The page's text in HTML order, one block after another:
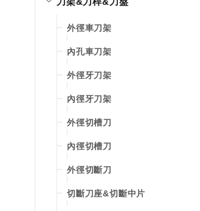
外徑車刀架
內孔車刀架
外徑牙刀架
內徑牙刀架
外徑切槽刀
內徑切槽刀
外徑切斷刀
切斷刀座&切斷中片